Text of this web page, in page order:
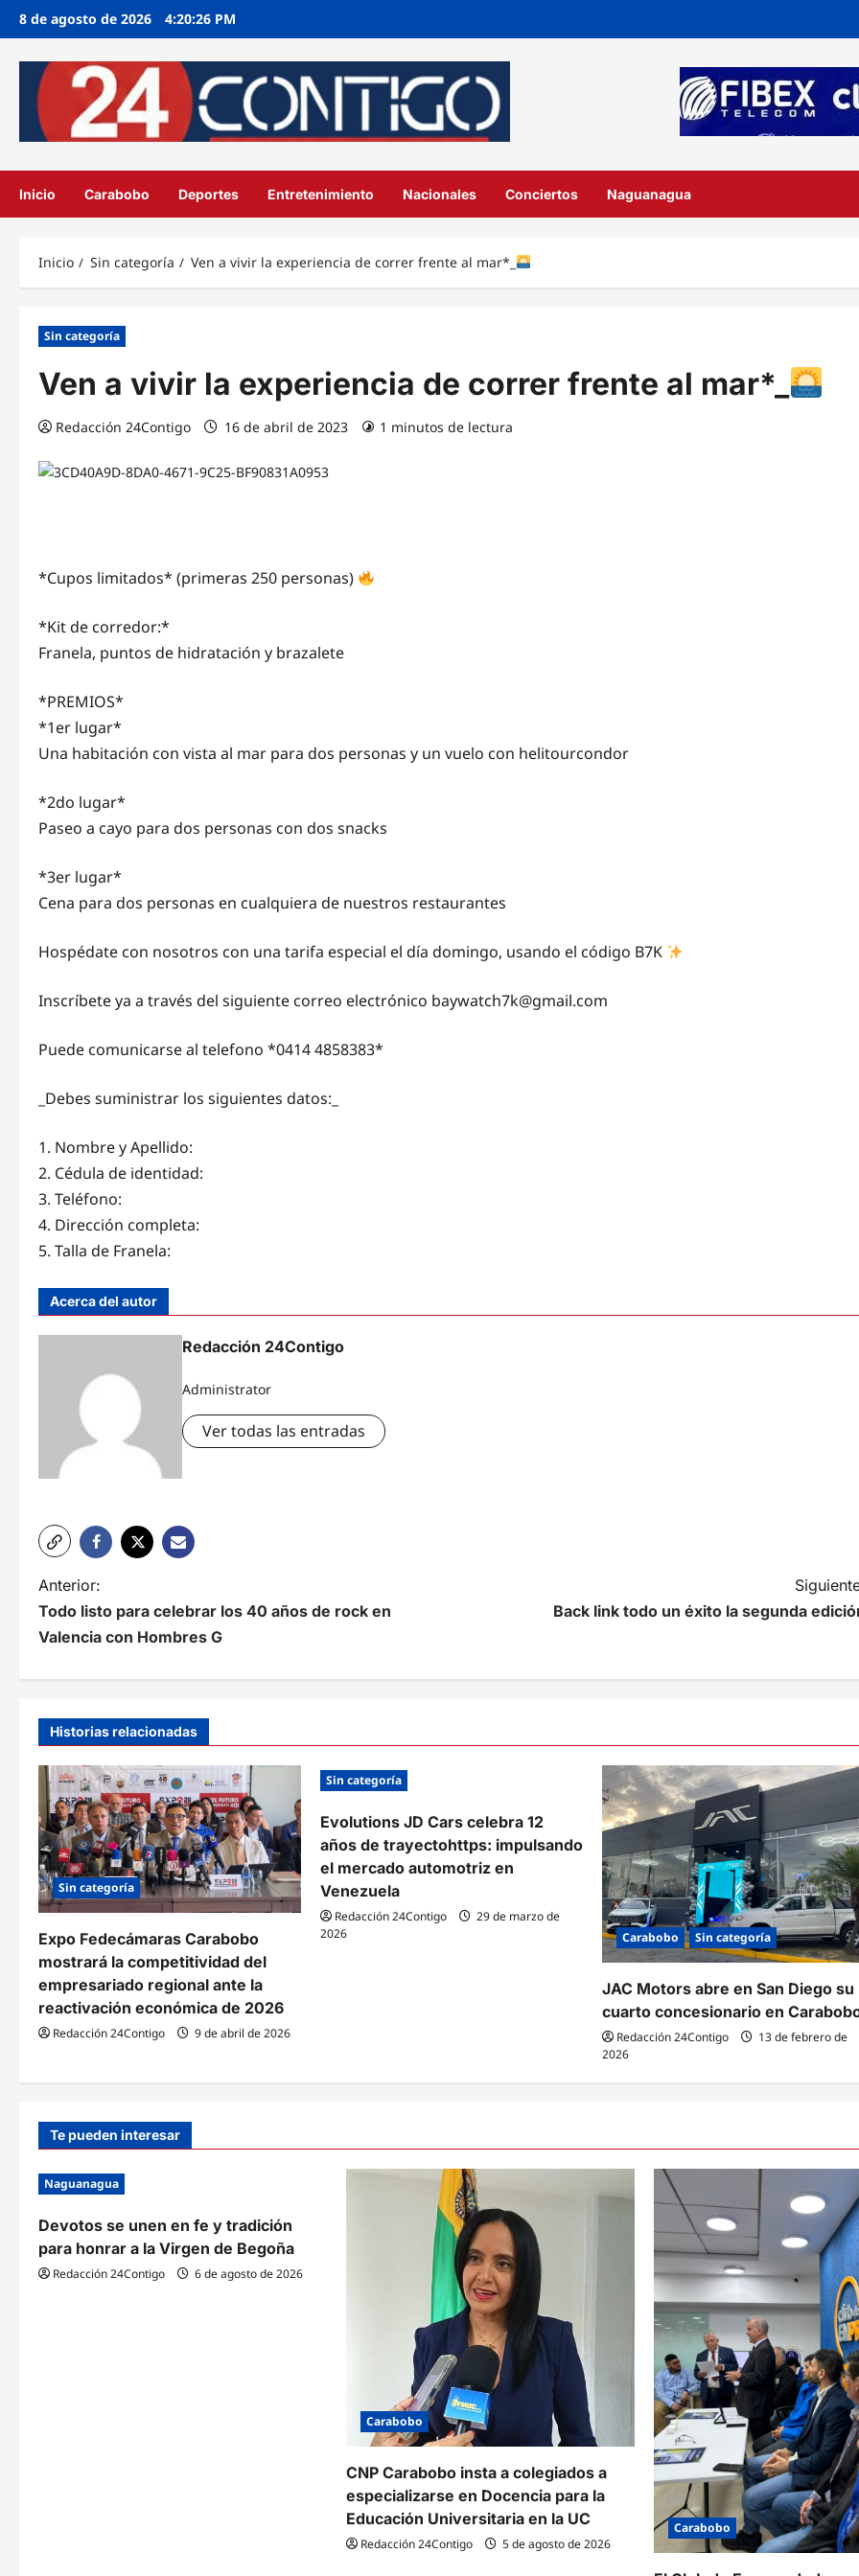
8 de agosto de 2026 4:20:26 PM
Inicio Carabobo Deportes Entretenimiento Nacionales Conciertos Naguanagua
Inicio Sin categoría Ven a vivir la experiencia de correr frente al mar*_
Sin categoría
Ven a vivir la experiencia de correr frente al mar*_
Redacción 24Contigo 16 de abril de 2023 1 minutos de lectura
*Cupos limitados* (primeras 250 personas)
*Kit de corredor:*
Franela, puntos de hidratación y brazalete
*PREMIOS*
*1er lugar*
Una habitación con vista al mar para dos personas y un vuelo con helitourcondor
*2do lugar*
Paseo a cayo para dos personas con dos snacks
*3er lugar*
Cena para dos personas en cualquiera de nuestros restaurantes
Hospédate con nosotros con una tarifa especial el día domingo, usando el código B7K
Inscríbete ya a través del siguiente correo electrónico baywatch7k@gmail.com
Puede comunicarse al telefono *0414 4858383*
_Debes suministrar los siguientes datos:_
1. Nombre y Apellido:
2. Cédula de identidad:
3. Teléfono:
4. Dirección completa:
5. Talla de Franela:
Acerca del autor
Redacción 24Contigo
Administrator
Ver todas las entradas
N
a
g
a
c
i
ó
n
d
e
e
n
a
d
s
Anterior:
Todo listo para celebrar los 40 años de rock en
Valencia con Hombres G
Back link todo un éxito la segunda
Historias relacionadas
Sin categoría
Expo Fedecámaras Carabobo
mostrará la competitividad del
empresariado regional ante la
reactivación económica de 2026
Redacción 24Contigo 9 de abril de 2026
Sin categoría
Evolutions JD Cars celebra 12
años de trayectohttps: impulsando
el mercado automotriz en
Venezuela
Redacción 24Contigo
29 de marzo de
2026
Carabobo Sin categoría
JAC Motors abre en San Diego su
cuarto concesionario en
Redacción 24Contigo
13 de febrero de
2026
Te pueden interesar
Naguanagua
Devotos se unen en fe y tradición
para honrar a la Virgen de Begoña
Redacción 24Contigo 6 de agosto de 2026
Carabobo
CNP Carabobo insta a colegiados a
especializarse en Docencia para la
Educación Universitaria en la UC
Redacción 24Contigo 5 de agosto de 2026
Carabobo